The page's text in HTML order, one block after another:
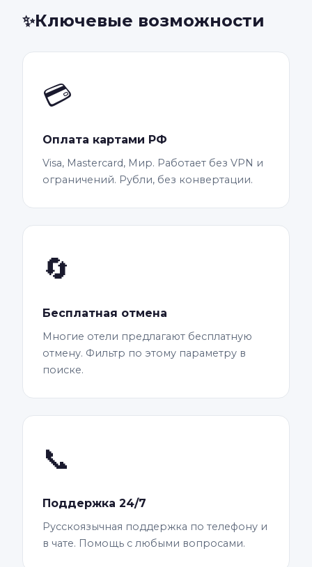
✨Ключевые возможности
💳
Оплата картами РФ
Visa, Mastercard, Мир. Работает без VPN и
ограничений. Рубли, без конвертации.
🔄
Бесплатная отмена
Многие отели предлагают бесплатную
отмену. Фильтр по этому параметру в
поиске.
📞
Поддержка 24/7
Русскоязычная поддержка по телефону и
в чате. Помощь с любыми вопросами.